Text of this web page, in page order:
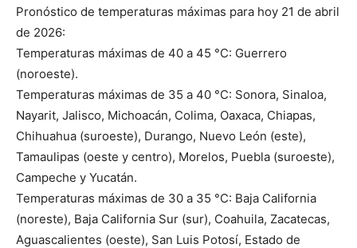
Pronóstico de temperaturas máximas para hoy 21 de abril
de 2026:
Temperaturas máximas de 40 a 45 °C: Guerrero
(noroeste).
Temperaturas máximas de 35 a 40 °C: Sonora, Sinaloa,
Nayarit, Jalisco, Michoacán, Colima, Oaxaca, Chiapas,
Chihuahua (suroeste), Durango, Nuevo León (este),
Tamaulipas (oeste y centro), Morelos, Puebla (suroeste),
Campeche y Yucatán.
Temperaturas máximas de 30 a 35 °C: Baja California
(noreste), Baja California Sur (sur), Coahuila, Zacatecas,
Aguascalientes (oeste), San Luis Potosí, Estado de